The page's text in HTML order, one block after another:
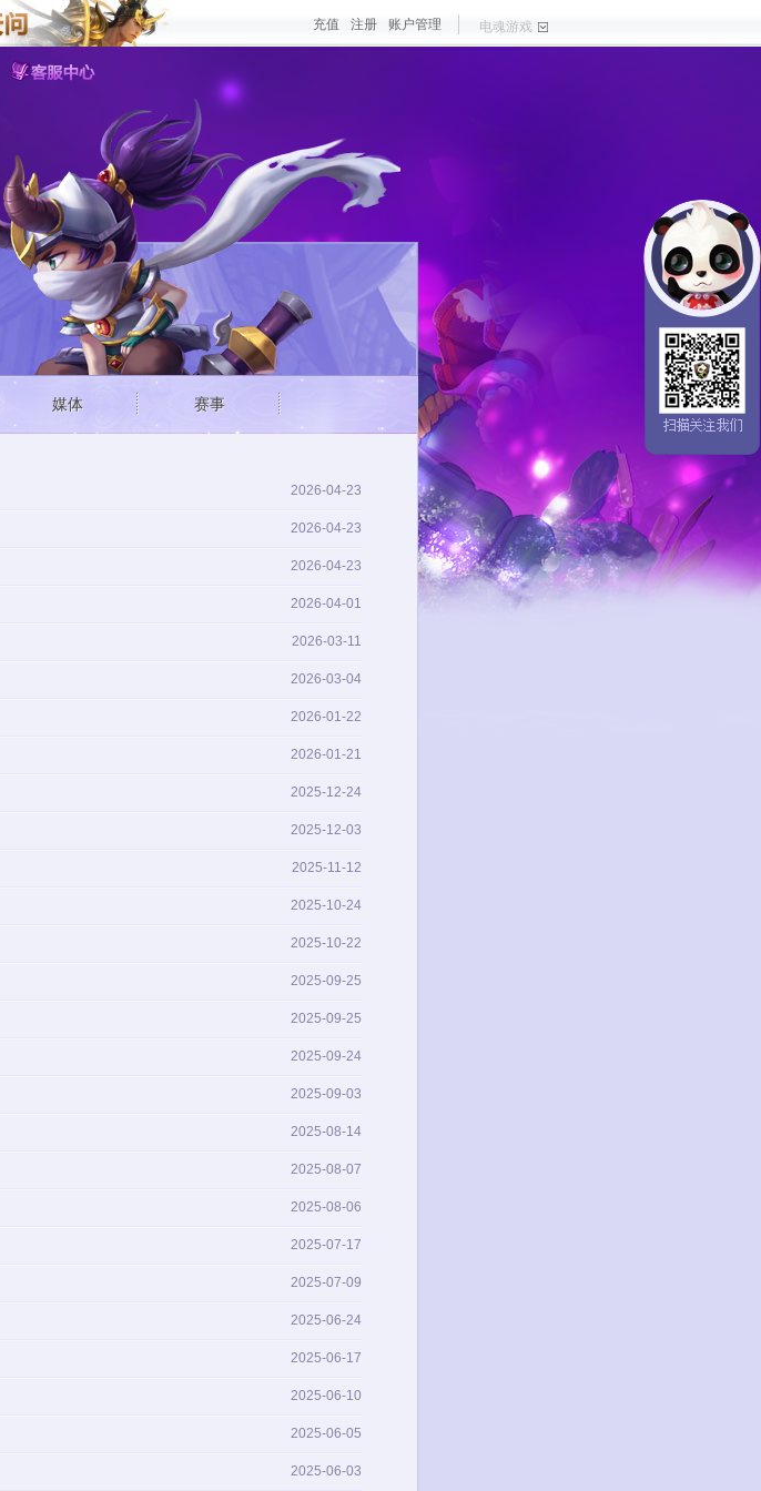
电魂游戏
梦三国
梦塔防
野蛮人大作
测试游戏
充值 注册 账户管理
媒体 赛事
2026-04-23
2026-04-23
2026-04-23
2026-04-01
2026-03-11
2026-03-04
2026-01-22
2026-01-21
2025-12-24
2025-12-03
2025-11-12
2025-10-24
2025-10-22
2025-09-25
2025-09-25
2025-09-24
2025-09-03
2025-08-14
2025-08-07
2025-08-06
2025-07-17
2025-07-09
2025-06-24
2025-06-17
2025-06-10
2025-06-05
2025-06-03